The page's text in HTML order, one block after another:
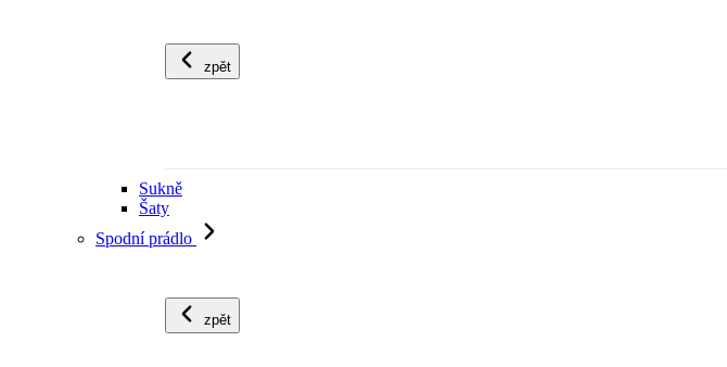
zpět
Sukně
Šaty
Spodní prádlo
zpět